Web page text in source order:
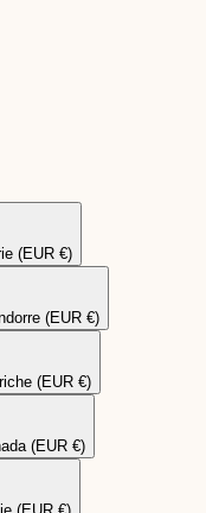
(EUR €)
(EUR €)
(EUR €)
(EUR €)